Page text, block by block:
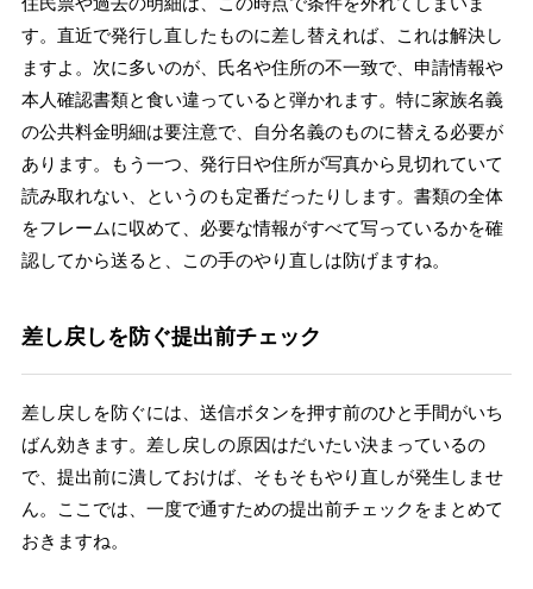
す。直近で発行し直したものに差し替えれば、これは解決し
ますよ。次に多いのが、氏名や住所の不一致で、申請情報や
本人確認書類と食い違っていると弾かれます。特に家族名義
の公共料金明細は要注意で、自分名義のものに替える必要が
あります。もう一つ、発行日や住所が写真から見切れていて
読み取れない、というのも定番だったりします。書類の全体
をフレームに収めて、必要な情報がすべて写っているかを確
認してから送ると、この手のやり直しは防げますね。
差し戻しを防ぐ提出前チェック
差し戻しを防ぐには、送信ボタンを押す前のひと手間がいち
ばん効きます。差し戻しの原因はだいたい決まっているの
で、提出前に潰しておけば、そもそもやり直しが発生しませ
ん。ここでは、一度で通すための提出前チェックをまとめて
おきますね。